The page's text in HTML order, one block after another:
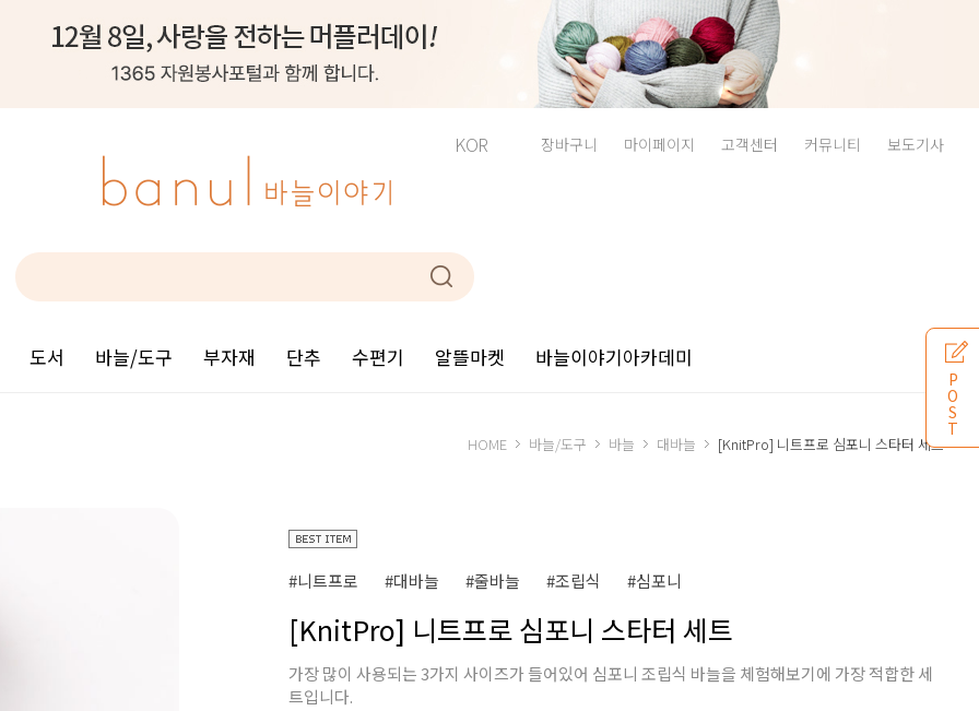
KOR 장바구니 마이페이지 고객센터 커뮤니티 보도기사
도서 바늘/도구 부자재 단추 수편기 알뜰마켓 바늘이야기아카데미
HOME 바늘/도구 바늘 대바늘 [KnitPro] 니트프로 심포니 스타터 세트
#니트프로 #대바늘 #줄바늘 #조립식 #심포니
[KnitPro] 니트프로 심포니 스타터 세트
가장 많이 사용되는 3가지 사이즈가 들어있어 심포니 조립식 바늘을 체험해보기에 가장 적합한 세
트입니다.
P
O
S
T